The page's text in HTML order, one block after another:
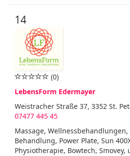
14
(0)
LebensForm Edermayer
Weistracher Straße 37, 3352 St.
07477 445 45
Massage, Wellnessbehandlungen,
Behandlung, Power Plate, Sun
Physiotherapie, Bowtech, Smovey,